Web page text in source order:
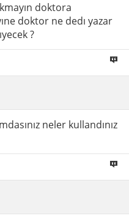
doktora
doktor ne dedı yazar
?
neler kullandınız